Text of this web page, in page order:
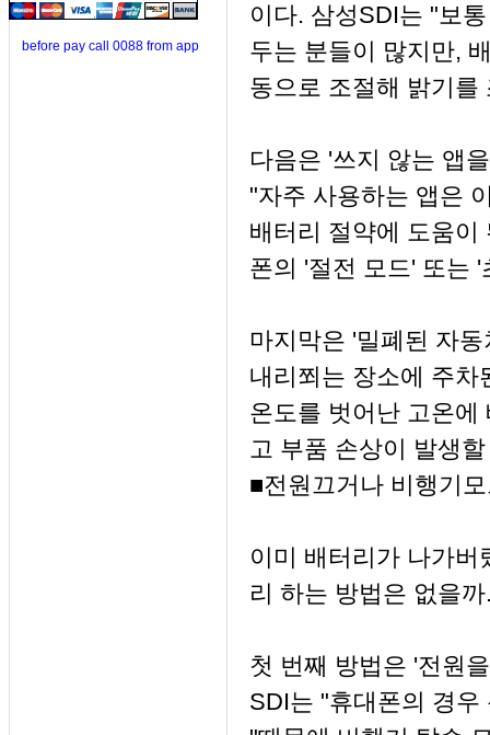
before pay call 0088 from app
이다. 삼성SDI는 "보
두는 분들이 많지만,
동으로 조절해 밝기를
다음은 '쓰지 않는 앱
"자주 사용하는 앱은
배터리 절약에 도움
폰의 '절전 모드' 또는
마지막은 '밀폐된 자
내리쬐는 장소에 주차
온도를 벗어난 고온에
고 부품 손상이 발생
■전원끄거나 비행기
이미 배터리가 나가
리 하는 방법은 없을
첫 번째 방법은 '전원
SDI는 "휴대폰의 경